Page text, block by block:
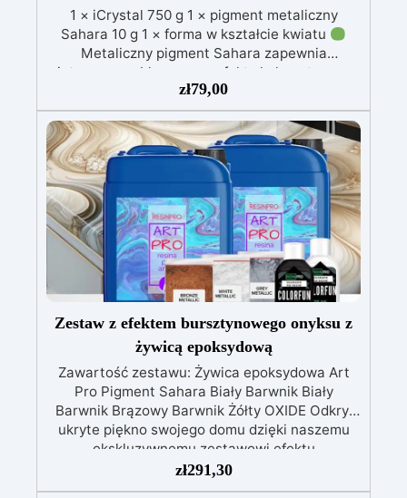
1 × iCrystal 750 g 1 × pigment metaliczny
Sahara 10 g 1 × forma w kształcie kwiatu
Metaliczny pigment Sahara zapewnia
intensywne, błyszczące efekty kolorystyczne
idealne do dekoracji.
Foremka w kształcie
kwiatu umożliwia tworzenie eleganckich
elementów z żywicy.
Zestaw doskonały do
tworzenia biżuterii, ozdób i małych odlewów
artystycznych.
Idealny dla osób, które chcą
połączyć przezroczystość żywicy z metalicznym
efektem pigmentu.
Kompletny zestaw
ułatwiający kreatywną pracę zarówno
początkującym, jak i zaawansowanym twórcom.
zł79,00
Zestaw z efektem bursztynowego onyksu z
żywicą epoksydową
Zawartość zestawu: Żywica epoksydowa Art
Pro Pigment Sahara Biały Barwnik Biały
Barwnik Brązowy Barwnik Żółty OXIDE Odkryj
ukryte piękno swojego domu dzięki naszemu
ekskluzywnemu zestawowi efektu
bursztynowego onyksu z żywicą epoksydową,
rozwiązaniu idealnemu do przekształcania
zł291,30